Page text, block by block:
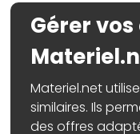
Gérer
Materiel.net
similaires. Ils
des offres